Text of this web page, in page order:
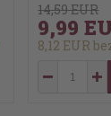
14,59 EUR
9,99
8,12 EUR